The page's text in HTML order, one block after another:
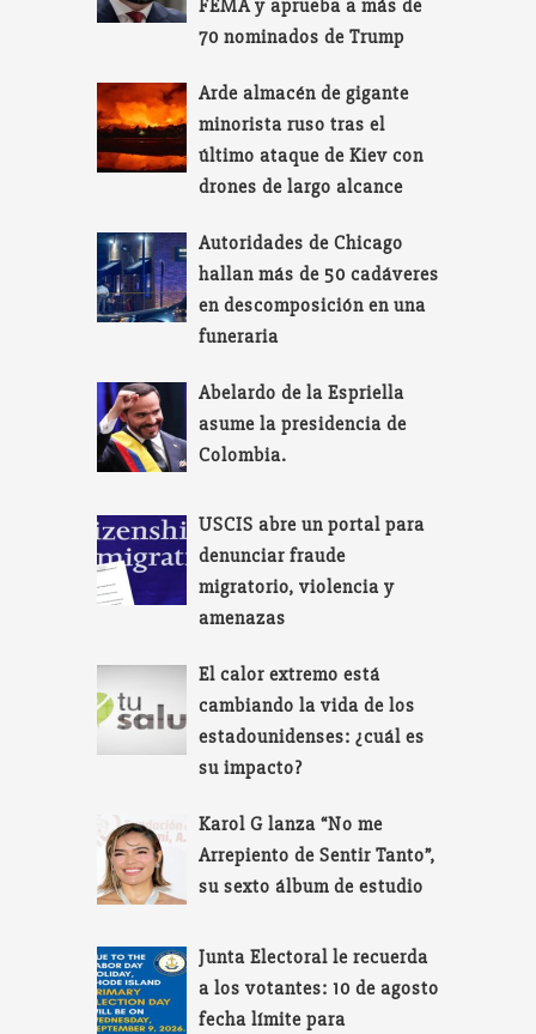
FEMA y aprueba a más de
70 nominados de Trump
Arde almacén de gigante
minorista ruso tras el
último ataque de Kiev con
drones de largo alcance
Autoridades de Chicago
hallan más de 50 cadáveres
en descomposición en una
funeraria
Abelardo de la Espriella
asume la presidencia de
Colombia.
USCIS abre un portal para
denunciar fraude
migratorio, violencia y
amenazas
El calor extremo está
cambiando la vida de los
estadounidenses: ¿cuál es
su impacto?
Karol G lanza “No me
Arrepiento de Sentir Tanto”,
su sexto álbum de estudio
Junta Electoral le recuerda
a los votantes: 10 de agosto
fecha límite para